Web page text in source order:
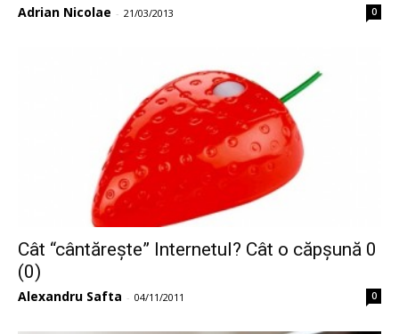
Adrian Nicolae - 21/03/2013 0
Cât “cântărește” Internetul? Cât o căpșună 0
(0)
Alexandru Safta - 04/11/2011 0